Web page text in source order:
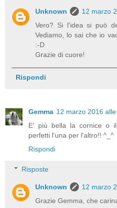
Unknown
12 marzo
Vero? Si l'idea si può
Vediamo, lo sai che io
:-D
Grazie di cuore!
Rispondi
Gemma 12 marzo 2016
E' più bella la cornice o
perfetti l'una per l'altro!! ^_^
Rispondi
Risposte
Unknown
12 marzo
Grazie Gemma, che